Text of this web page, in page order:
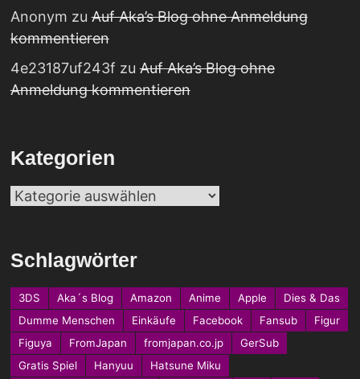
Anonym zuAuf Aka’s Blog ohne Anmeldung
kommentieren
4e23187uf243f zuAuf Aka’s Blog ohne
Anmeldung kommentieren
Kategorien
Kategorien
Schlagwörter
3DS Aka´s Blog Amazon Anime Apple
Dies & Das
Dumme Menschen
Einkäufe Facebook Fansub
Figur
Figuya
FromJapan fromjapan.co.jp
GerSub
Gratis Spiel
Hanyuu Hatsune Miku